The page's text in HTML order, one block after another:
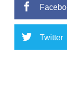
Twitter